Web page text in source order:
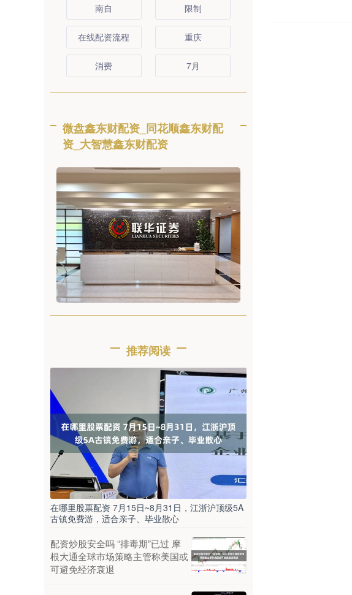
南自 限制
在线配资流程 重庆
消费 7月
微盘鑫东财配资_同花顺鑫东财配
资_大智慧鑫东财配资
推荐阅读
在哪里股票配资 7月15日~8月31日，江浙沪顶级5A
古镇免费游，适合亲子、毕业散心
配资炒股安全吗 “排毒期”已过 摩
根大通全球市场策略主管称美国或
可避免经济衰退